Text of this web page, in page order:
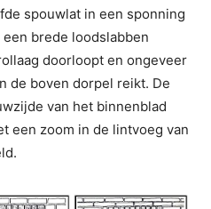
spouwlat in een sponning
brede loodslabben
doorloopt en ongeveer
de boven dorpel reikt. De
van het binnenblad
een zoom in de lintvoeg van